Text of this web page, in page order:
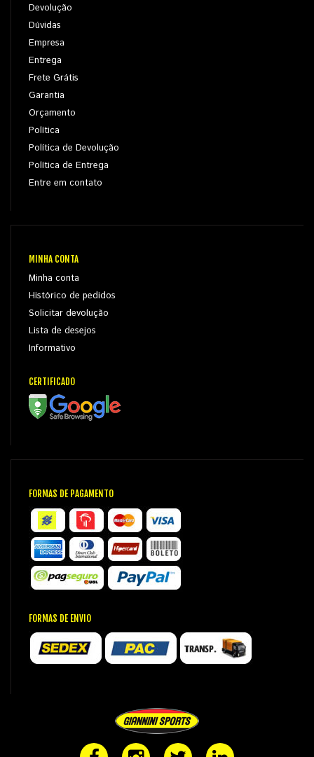
Devolução
Dúvidas
Empresa
Entrega
Frete Grátis
Garantia
Orçamento
Política
Política de Devolução
Política de Entrega
Entre em contato
MINHA CONTA
Minha conta
Histórico de pedidos
Solicitar devolução
Lista de desejos
Informativo
CERTIFICADO
FORMAS DE PAGAMENTO
FORMAS DE ENVIO